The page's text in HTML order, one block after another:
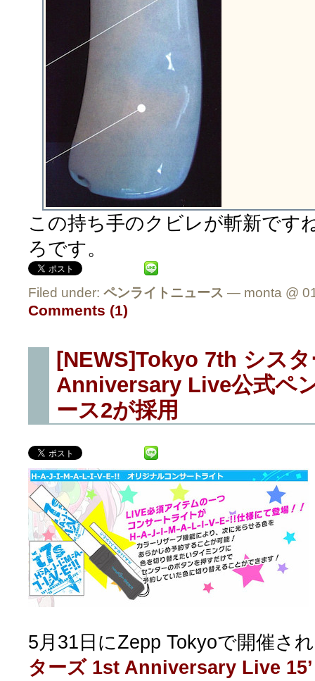
この持ち手のクビレが斬新です
ろです。
Filed under: ペンライトニュース — monta @
Comments (1)
[NEWS]Tokyo 7th シス
Anniversary Live公式ペ
ース2が採用
5月31日にZepp Tokyoで開催さ
ターズ 1st Anniversary Live